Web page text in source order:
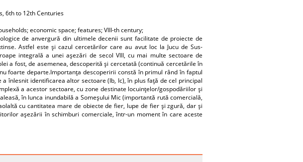
6th to 12th Centuries
economic space; features; VIII-th century;
de anvergură din ultimele decenii sunt facilitate de proiecte de
Astfel este şi cazul cercetărilor care au avut loc la Jucu de Sus-
integrală a unei aşezări de secol VIII, cu mai multe sectoare de
a fost, de asemenea, descoperită şi cercetată (continuă cercetările în
foarte departe.Importanţa descoperirii constă în primul rând în faptul
înlesnit identificarea altor sectoare (Ib, Ic), în plus faţă de cel principal
a acestor sectoare, cu zone destinate locuinţelor/gospodăriilor şi
în lunca inundabilă a Someşului Mic (importantă rută comercială,
cu cantitatea mare de obiecte de fier, lupe de fier şi zgură, dar şi
aşezării în schimburi comerciale, într-un moment în care aceste